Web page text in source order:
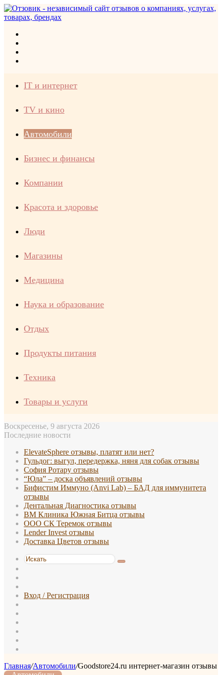
IT и интернет
TV и кино
Автомобили
Бизнес и финансы
Компании
Красота и здоровье
Люди
Магазины
Медицина
Наука и образование
Отдых
Продукты питания
Техника
Товары и услуги
Воскресенье, 9 августа 2026
Последние новости
ElevateSphere отзывы, платят или нет?
Гульдог: выгул, передержка, няня для собак отзывы
София Ротару отзывы
“Юла” – доска объявлений отзывы
Бифистим Иммуно (Anvi Lab) – БАД для иммунитета
отзывы
Дентальная Диагностика отзывы
ВМ Клиника Южная Битца отзывы
ООО СК Теремок отзывы
Lender Invest отзывы
Доставка Цветов отзывы
Искать
статья
Вход / Регистрация
Главная/Автомобили/Goodstore24.ru интернет-магазин отзывы